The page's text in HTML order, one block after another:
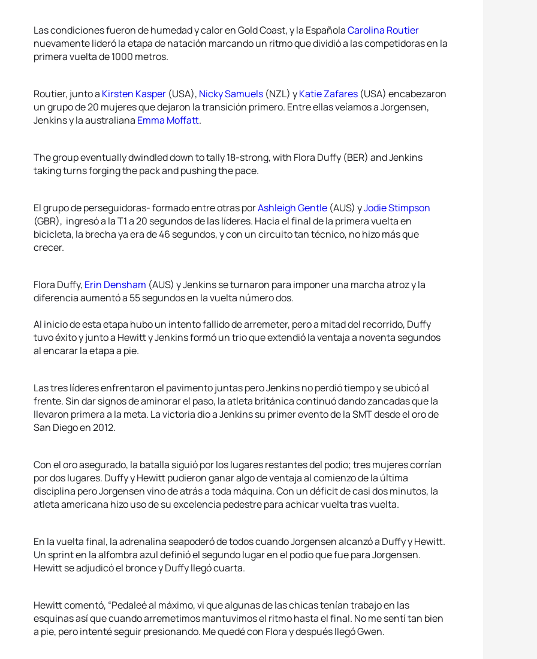
Las condiciones fueron de humedad y calor en Gold Coast, y la EspañolaCarolina Routier
nuevamente lideró la etapa de natación marcando un ritmo que dividió a las competidoras en la
primera vuelta de 1000 metros.
Routier, junto a Kirsten Kasper (USA), Nicky Samuels (NZL) yKatie Zafares (USA) encabezaron
un grupo de 20 mujeres que dejaron la transición primero. Entre ellas veíamos a Jorgensen,
Jenkins y la australiana Emma Moffatt.
The group eventually dwindled down to tally 18-strong, with Flora Duffy (BER) and Jenkins
taking turns forging the pack and pushing the pace.
El grupo de perseguidoras- formado entre otras porAshleigh Gentle (AUS) yJodie Stimpson
(GBR), ingresó a la T1 a 20 segundos de las líderes. Hacia el final de la primera vuelta en
bicicleta, la brecha ya era de 46 segundos, y con un circuito tan técnico, no hizo más que
crecer.
Flora Duffy, Erin Densham (AUS) y Jenkins se turnaron para imponer una marcha atroz y la
diferencia aumentó a 55 segundos en la vuelta número dos.
Al inicio de esta etapa hubo un intento fallido de arremeter, pero a mitad del recorrido, Duffy
tuvo éxito y junto a Hewitt y Jenkins formó un trio que extendió la ventaja a noventa segundos
al encarar la etapa a pie.
Las tres líderes enfrentaron el pavimento juntas pero Jenkins no perdió tiempo y se ubicó al
frente. Sin dar signos de aminorar el paso, la atleta británica continuó dando zancadas que la
llevaron primera a la meta. La victoria dio a Jenkins su primer evento de la SMT desde el oro de
San Diego en 2012.
Con el oro asegurado, la batalla siguió por los lugares restantes del podio; tres mujeres corrían
por dos lugares. Duffy y Hewitt pudieron ganar algo de ventaja al comienzo de la última
disciplina pero Jorgensen vino de atrás a toda máquina. Con un déficit de casi dos minutos, la
atleta americana hizo uso de su excelencia pedestre para achicar vuelta tras vuelta.
En la vuelta final, la adrenalina seapoderó de todos cuando Jorgensen alcanzó a Duffy y Hewitt.
Un sprint en la alfombra azul definió el segundo lugar en el podio que fue para Jorgensen.
Hewitt se adjudicó el bronce y Duffy llegó cuarta.
Hewitt comentó, “Pedaleé al máximo, vi que algunas de las chicas tenían trabajo en las
esquinas así que cuando arremetimos mantuvimos el ritmo hasta el final. No me sentí tan bien
a pie, pero intenté seguir presionando. Me quedé con Flora y después llegó Gwen.